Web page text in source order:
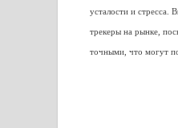
усталости и стресса.
трекеры на рынке,
точными, что могут